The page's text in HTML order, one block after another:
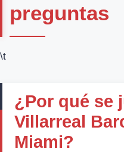
preguntas
\t
¿Por qué se
Villarreal
Miami?